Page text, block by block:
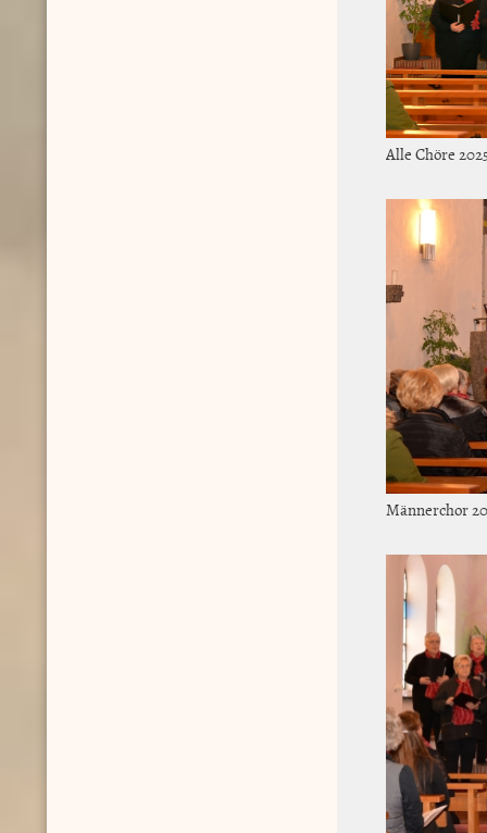
Alle Chöre
Männerchor